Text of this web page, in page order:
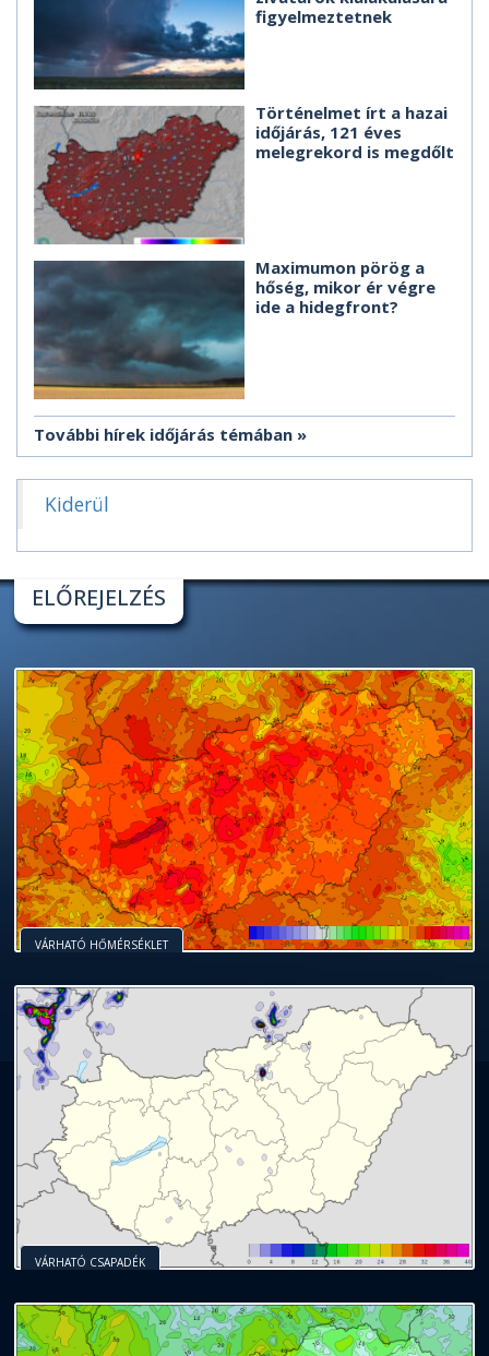
figyelmeztetnek
Történelmet írt a hazai
időjárás, 121 éves
melegrekord is megdőlt
Maximumon pörög a
hőség, mikor ér végre
ide a hidegfront?
További hírek időjárás témában
Kiderül
ELŐREJELZÉS
VÁRHATÓ HŐMÉRSÉKLET
VÁRHATÓ CSAPADÉK